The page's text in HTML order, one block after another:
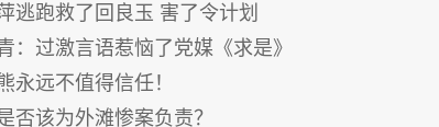
逃跑救了回良玉 害了令计划
：过激言语惹恼了党媒《求是》
永远不值得信任！
否该为外滩惨案负责？